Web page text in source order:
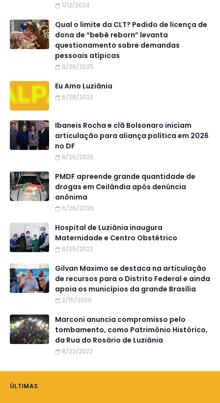
1/12/2024
Qual o limite da CLT? Pedido de licença de
dona de “bebê reborn” levanta
questionamento sobre demandas
pessoais atípicas
6/26/2025
Eu Amo Luziânia
6/28/2022
Ibaneis Rocha e clã Bolsonaro iniciam
articulação para aliança política em 2026
no DF
6/25/2025
PMDF apreende grande quantidade de
drogas em Ceilândia após denúncia
anônima
6/26/2025
Hospital de Luziânia inaugura
Maternidade e Centro Obstétrico
8/25/2022
Gilvan Maximo se destaca na articulação
de recursos para o Distrito Federal e ainda
apoia os municípios da grande Brasília
2/15/2025
Marconi anuncia compromisso pelo
tombamento, como Patrimônio Histórico,
da Rua do Rosário de Luziânia
8/22/2022
ÚLTIMAS